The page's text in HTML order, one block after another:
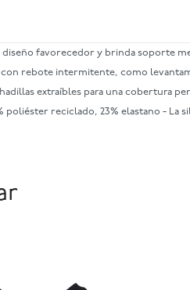
favorecedor y brinda soporte
rebote intermitente, como
extraíbles para una cobertura
reciclado, 23% elastano - La